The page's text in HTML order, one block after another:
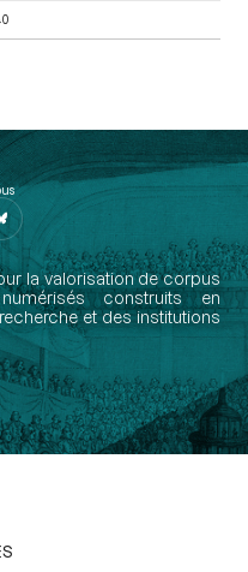
la valorisation de corpus
construits en
et des institutions